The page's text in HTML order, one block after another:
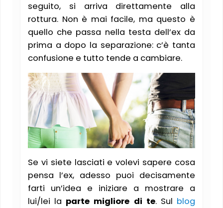
seguito, si arriva direttamente alla
rottura. Non è mai facile, ma questo è
quello che passa nella testa dell’ex da
prima a dopo la separazione: c’è tanta
confusione e tutto tende a cambiare.
Se vi siete lasciati e volevi sapere cosa
pensa l’ex, adesso puoi decisamente
farti un’idea e iniziare a mostrare a
lui/lei la parte migliore di te. Sul blog